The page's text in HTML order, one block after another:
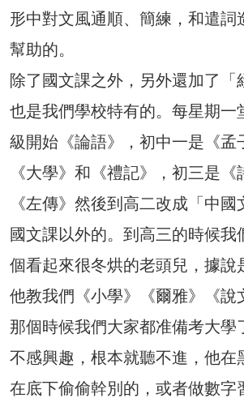
形中對文風通順、簡練，和遣詞
幫助的。
除了國文課之外，另外還加了「
也是我們學校特有的。每星期一
級開始《論語》，初中一是《孟
《大學》和《禮記》，初三是
《左傳》然後到高二改成「中
國文課以外的。到高三的時候我
個看起來很冬烘的老頭兒，據說
他教我們《小學》《爾雅》《說
那個時候我們大家都准備考大學
不感興趣，根本就聽不進，他在
在底下偷偷幹別的，或者做數字